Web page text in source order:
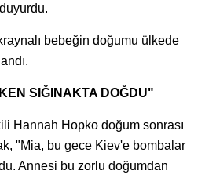
bebeğin doğumu ülkede
SIĞINAKTA DOĞDU"
Hannah Hopko doğum sonrası
"Mia, bu gece Kiev'e bombalar
Annesi bu zorlu doğumdan